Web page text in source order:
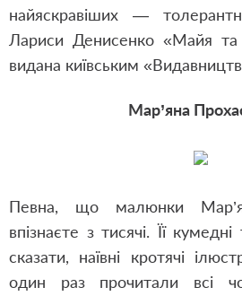
найяскравіших —
Лариси Денисенко «Майя
видана київським
Мар’яна
Певна, що малюнки
впізнаєте з тисячі. Її
сказати, наївні кротячі
один раз прочитали всі